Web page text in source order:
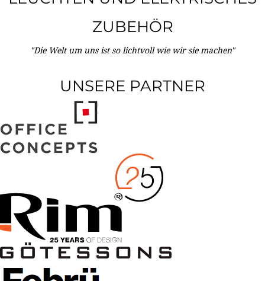
ZUBEHÖR
"Die Welt um uns ist so lichtvoll wie wir sie machen"
UNSERE PARTNER